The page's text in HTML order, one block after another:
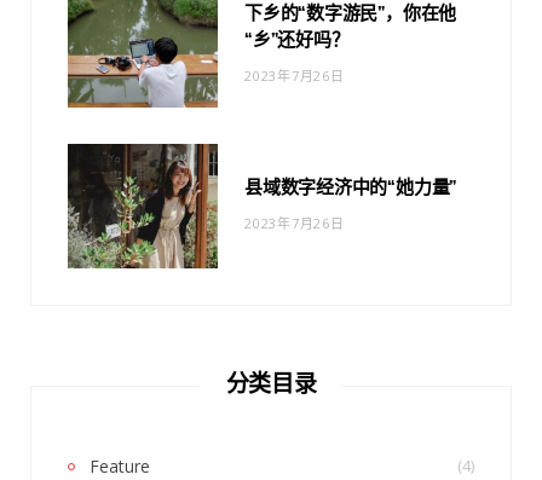
下乡的“数字游民”，你在他
“乡”还好吗？
2023年7月26日
县域数字经济中的“她力量”
2023年7月26日
分类目录
Feature (4)